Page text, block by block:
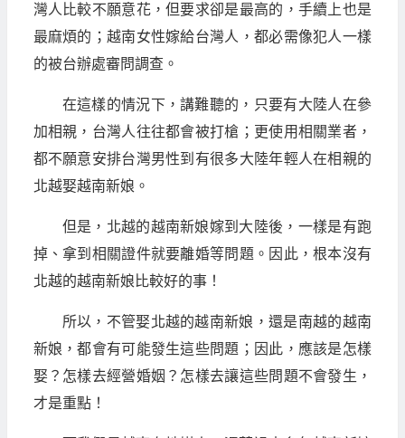
灣人比較不願意花，但要求卻是最高的，手續上也是
最麻煩的；越南女性嫁給台灣人，都必需像犯人一樣
的被台辦處審問調查。
在這樣的情況下，講難聽的，只要有大陸人在參
加相親，台灣人往往都會被打槍；更使用相關業者，
都不願意安排台灣男性到有很多大陸年輕人在相親的
北越娶越南新娘。
但是，北越的越南新娘嫁到大陸後，一樣是有跑
掉、拿到相關證件就要離婚等問題。因此，根本沒有
北越的越南新娘比較好的事！
所以，不管娶北越的越南新娘，還是南越的越南
新娘，都會有可能發生這些問題；因此，應該是怎樣
娶？怎樣去經營婚姻？怎樣去讓這些問題不會發生，
才是重點！